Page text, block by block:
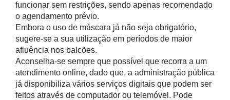
funcionar sem restrições, sendo apenas recomendado
o agendamento prévio.
Embora o uso de máscara já não seja obrigatório,
sugere-se a sua utilização em períodos de maior
afluência nos balcões.
Aconselha-se sempre que possível que recorra a um
atendimento online, dado que, a administração pública
já disponibiliza vários serviços digitais que podem ser
feitos através de computador ou telemóvel. Pode